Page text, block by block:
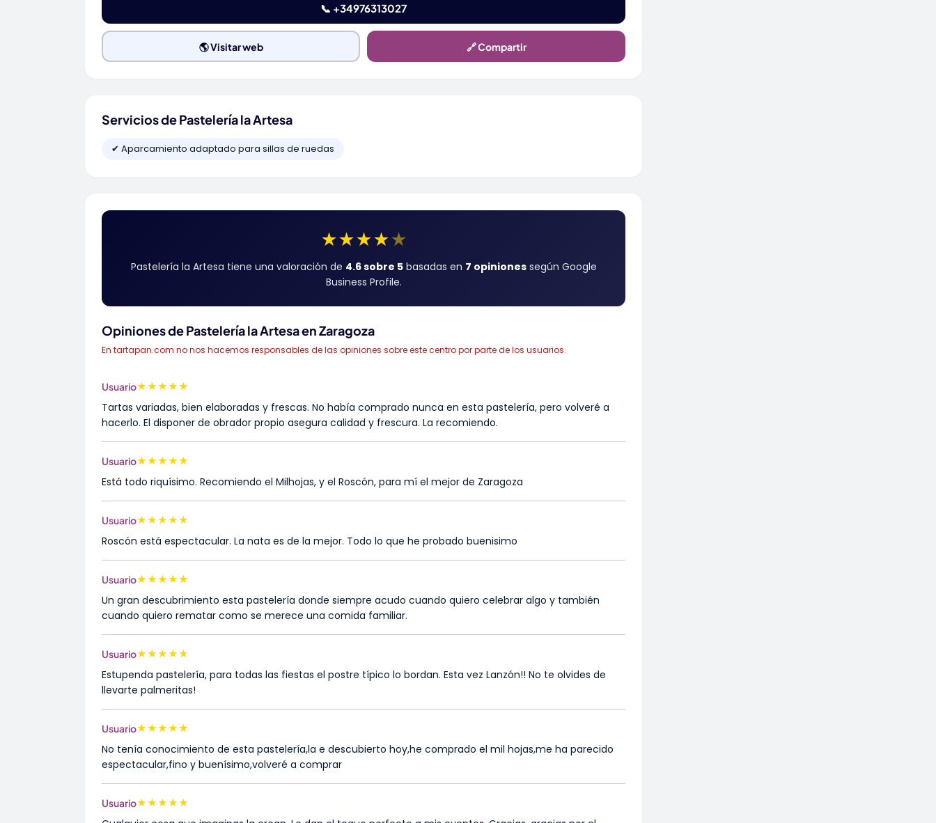
📞 +34976313027
🌎 Visitar web 🔗 Compartir
Servicios de Pastelería la Artesa
✔ Aparcamiento adaptado para sillas de ruedas
★★★★★
Pastelería la Artesa tiene una valoración de 4.6 sobre 5basadas en 7 opinionessegún Google
Business Profile.
Opiniones de Pastelería la Artesa en Zaragoza
En tartapan.com no nos hacemos responsables de las opiniones sobre este centro por parte de los usuarios.
Usuario★★★★★
Tartas variadas, bien elaboradas y frescas. No había comprado nunca en esta pastelería, pero volveré a
hacerlo. El disponer de obrador propio asegura calidad y frescura. La recomiendo.
Usuario★★★★★
Está todo riquísimo. Recomiendo el Milhojas, y el Roscón, para mí el mejor de Zaragoza
Usuario★★★★★
Roscón está espectacular. La nata es de la mejor. Todo lo que he probado buenisimo
Usuario★★★★★
Un gran descubrimiento esta pastelería donde siempre acudo cuando quiero celebrar algo y también
cuando quiero rematar como se merece una comida familiar.
Usuario★★★★★
Estupenda pastelería, para todas las fiestas el postre típico lo bordan. Esta vez Lanzón!! No te olvides de
llevarte palmeritas!
Usuario★★★★★
No tenía conocimiento de esta pastelería,la e descubierto hoy,he comprado el mil hojas,me ha parecido
espectacular,fino y buenísimo,volveré a comprar
Usuario★★★★★